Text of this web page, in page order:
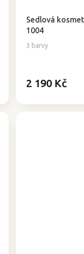
Sedlová
1004
3 barvy
hodnocení
produktu
je
5,0
2 190 Kč